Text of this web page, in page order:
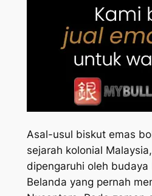
Asal-usul biskut emas
sejarah kolonial
dipengaruhi oleh budaya
Belanda yang pernah